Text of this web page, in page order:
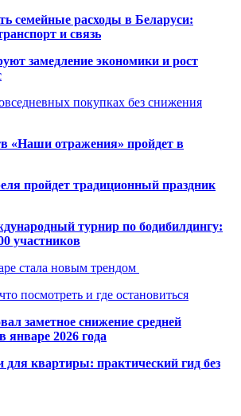
семейные расходы в Беларуси:
и связь
замедление экономики и рост
покупках без снижения
«Наши отражения» пройдет в
пройдет традиционный праздник
турнир по бодибилдингу:
участников
стала новым трендом
посмотреть и где остановиться
заметное снижение средней
январе 2026 года
квартиры: практический гид без